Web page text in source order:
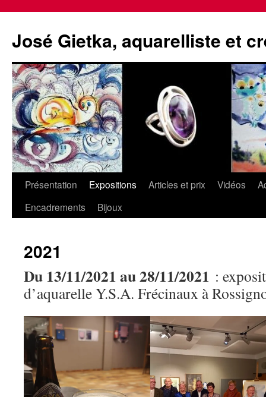
contenu
José Gietka, aquarelliste et
Présentation Expositions Articles et prix Vidéos
Encadrements
Bijoux
2021
Du 13/11/2021 au 28/11/2021 :
d’aquarelle Y.S.A. Frécinaux à